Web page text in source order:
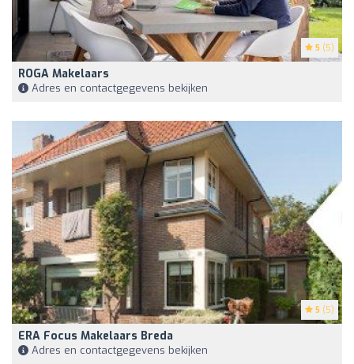
5 (5)
ROGA Makelaars
Adres en contactgegevens bekijken
5 (5)
ERA Focus Makelaars Breda
Adres en contactgegevens bekijken